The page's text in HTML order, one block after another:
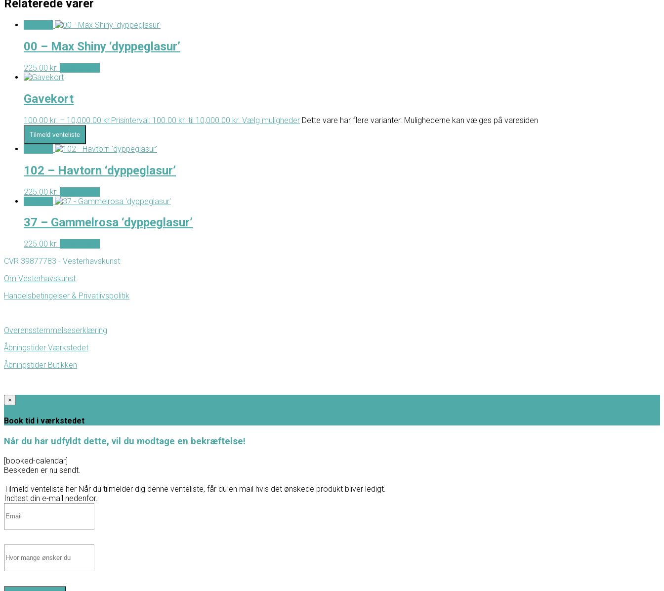
Relaterede varer
00 – Max Shiny ‘dyppeglasur’
225.00 kr.
Gavekort
100.00 kr. – 10,000.00 kr. Prisinterval: 100.00 kr. til 10,000.00 kr. Vælg muligheder Dette vare har flere varianter. Mulighederne kan vælges på varesiden
Tilmeld venteliste
102 – Havtorn ‘dyppeglasur’
225.00 kr.
37 – Gammelrosa ‘dyppeglasur’
225.00 kr.
CVR 39877783 - Vesterhavskunst
Om Vesterhavskunst
Handelsbetingelser & Privatlivspolitik
Overensstemmelseserklæring
Åbningstider Værkstedet
Åbningstider Butikken
×
Book tid i værkstedet
Når du har udfyldt dette, vil du modtage en bekræftelse!
[booked-calendar]
Beskeden er nu sendt.
Tilmeld venteliste her Når du tilmelder dig denne venteliste, får du en mail hvis det ønskede produkt bliver ledigt.
Indtast din e-mail nedenfor.